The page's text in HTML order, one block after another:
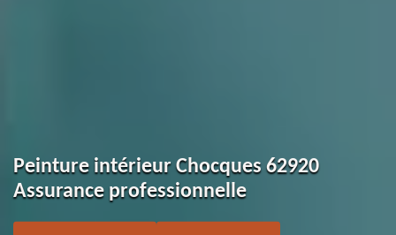
Peinture intérieur Chocques 62920
Assurance professionnelle